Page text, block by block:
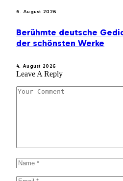
6. August 2026
Berühmte deutsche
der schönsten Werke
4. August 2026
Leave A Reply